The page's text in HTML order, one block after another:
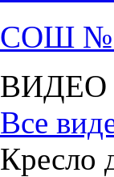
СОШ
ВИДЕО
Все
Кресло